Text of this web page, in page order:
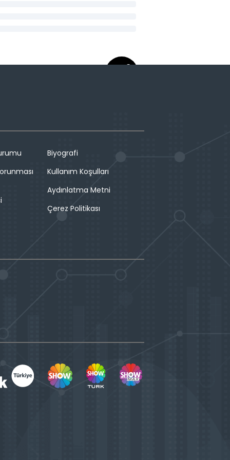
Biyografi
Kullanım Koşulları
Aydınlatma Metni
Çerez Politikası